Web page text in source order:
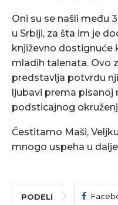
Oni su se našli među
u Srbiji, za šta im je
književno dostignuće
mladih talenata. Ovo
predstavlja potvrdu
ljubavi prema pisanoj
podsticajnog
Čestitamo Maši,
mnogo uspeha u
PODELI